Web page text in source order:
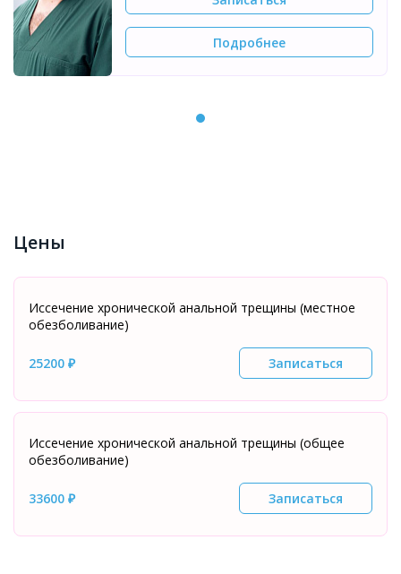
Подробнее
Цены
Иссечение хронической анальной трещины (местное
обезболивание)
25200 ₽ Записаться
Иссечение хронической анальной трещины (общее
обезболивание)
33600 ₽ Записаться